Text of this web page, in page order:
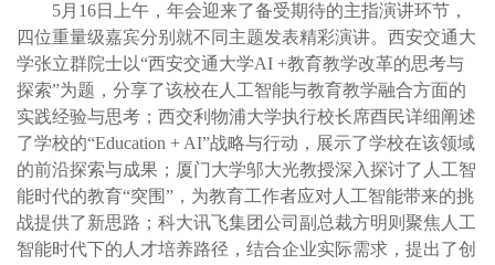
5月16日上午，年会迎来了备受期待的主指演讲环节，
四位重量级嘉宾分别就不同主题发表精彩演讲。西安交通大
学张立群院士以“西安交通大学AI +教育教学改革的思考与
探索”为题，分享了该校在人工智能与教育教学融合方面的
实践经验与思考；西交利物浦大学执行校长席酉民详细阐述
了学校的“Education + AI”战略与行动，展示了学校在该领域
的前沿探索与成果；厦门大学邬大光教授深入探讨了人工智
能时代的教育“突围”，为教育工作者应对人工智能带来的挑
战提供了新思路；科大讯飞集团公司副总裁方明则聚焦人工
智能时代下的人才培养路径，结合企业实际需求，提出了创